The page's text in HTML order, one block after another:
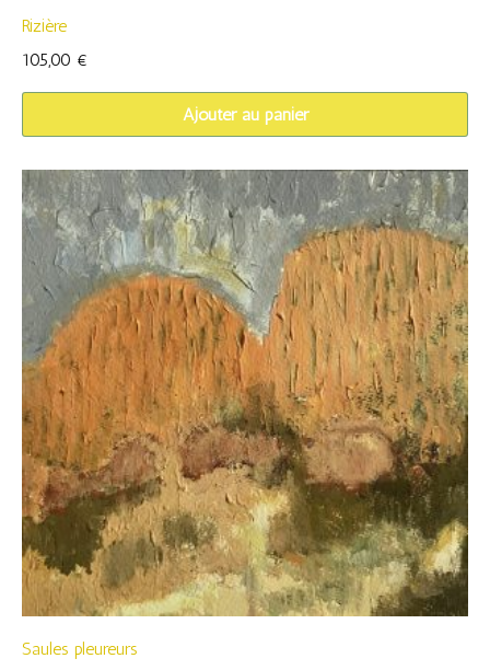
Rizière
105,00 €
Ajouter au panier
Saules pleureurs